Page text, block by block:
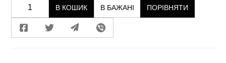
В КОШИК В БАЖАНІ ПОРІВНЯТИ